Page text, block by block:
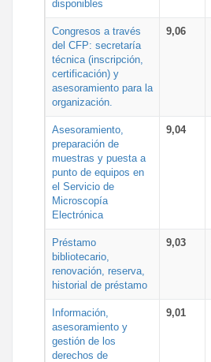
disponibles
Congresos a través
del CFP: secretaría
técnica (inscripción,
certificación) y
asesoramiento para la
organización.
9,06
Asesoramiento,
preparación de
muestras y puesta a
punto de equipos en
el Servicio de
Microscopía
Electrónica
9,04
Préstamo
bibliotecario,
renovación, reserva,
historial de préstamo
9,03
Información,
asesoramiento y
gestión de los
derechos de
9,01